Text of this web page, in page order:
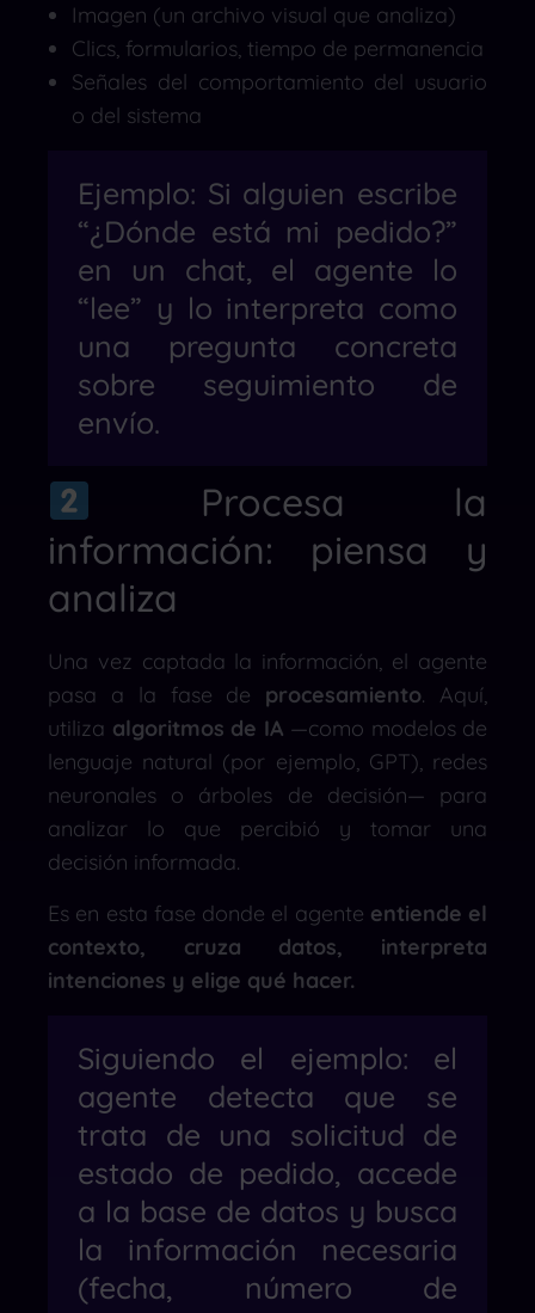
Imagen (un archivo visual que analiza)
Clics, formularios, tiempo de permanencia
Señales del comportamiento del usuario
o del sistema
Ejemplo: Si alguien escribe
“¿Dónde está mi pedido?”
en un chat, el agente lo
“lee” y lo interpreta como
una pregunta concreta
sobre seguimiento de
envío.
Procesa la
información: piensa y
analiza
Una vez captada la información, el agente
pasa a la fase de procesamiento. Aquí,
utiliza algoritmos de IA —como modelos de
lenguaje natural (por ejemplo, GPT), redes
neuronales o árboles de decisión— para
analizar lo que percibió y tomar una
decisión informada.
Es en esta fase donde el agente entiende el
contexto, cruza datos, interpreta
intenciones y elige qué hacer.
Siguiendo el ejemplo: el
agente detecta que se
trata de una solicitud de
estado de pedido, accede
a la base de datos y busca
la información necesaria
(fecha, número de